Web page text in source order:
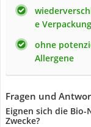
e Verpackung
ohne
Allergene
Fragen und
Eignen sich die
Zwecke?